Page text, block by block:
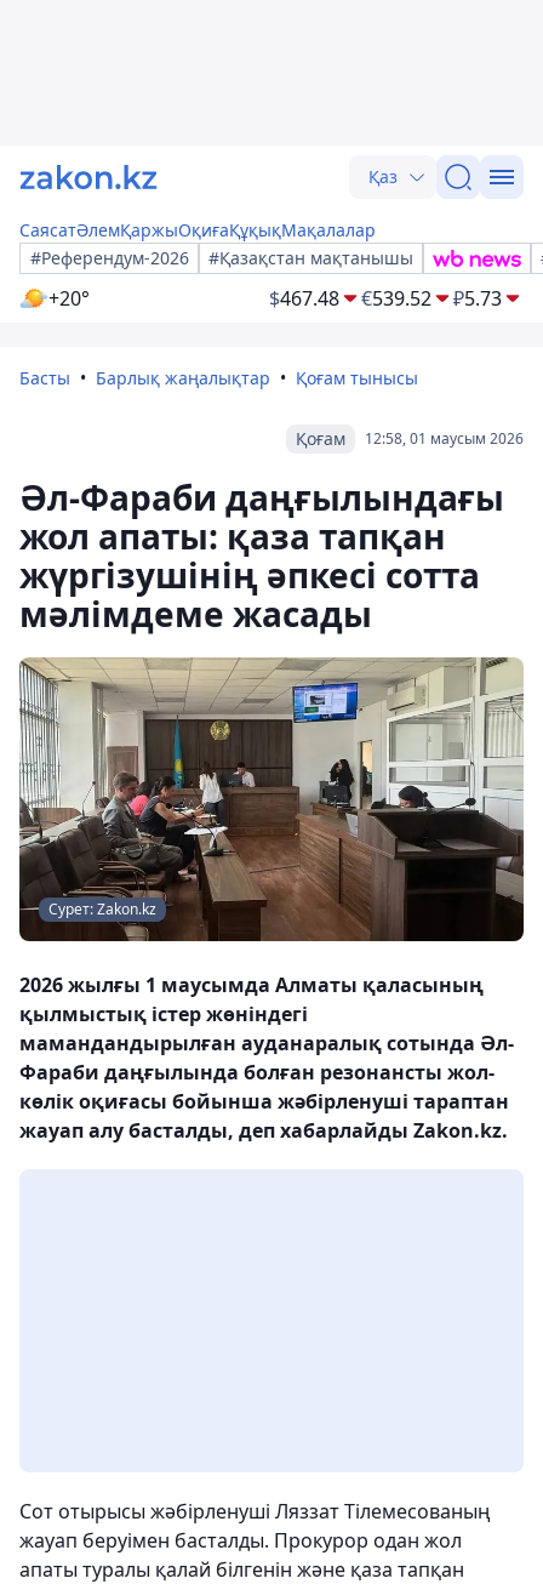
Қаз
СаясатӘлемҚаржыОқиғаҚұқықМақалалар
#Референдум-2026
#Қазақстан мақтанышы
+20° $467.48 €539.52 ₽5.73
Басты Барлық жаңалықтар Қоғам тынысы
12:58, 01 маусым 2026
Қоғам
Әл-Фараби даңғылындағы
жол апаты: қаза тапқан
жүргізушінің әпкесі сотта
мәлімдеме жасады
Сурет: Zakon.kz
2026 жылғы 1 маусымда Алматы қаласының
қылмыстық істер жөніндегі
мамандандырылған ауданаралық сотында Әл-
Фараби даңғылында болған резонансты жол-
көлік оқиғасы бойынша жәбірленуші тараптан
жауап алу басталды, деп хабарлайды Zakon.kz.
Сот отырысы жәбірленуші Ляззат Тілемесованың
жауап беруімен басталды. Прокурор одан жол
апаты туралы қалай білгенін және қаза тапқан